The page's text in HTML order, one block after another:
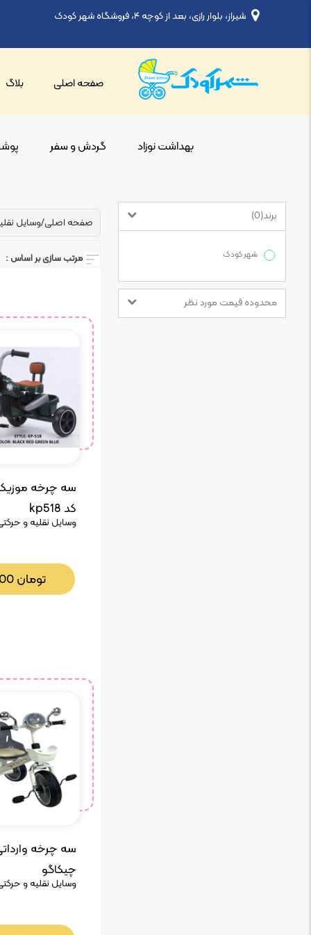
شیراز، بلوار رازی، بعد از کوچه ۴، فروشگاه شهر کودک
صفحه اصلی بلاگ
بهداشت نوزاد گردش و سفر
صفحه اصلی/وسایل
مرتب سازی بر اساس :
سه چرخه
کد kp518
وسایل نقلیه و
تومان
سه چرخه
چیکاگو
وسایل نقلیه و
برند (0)
شهر کودک
محدوده قیمت مورد نظر